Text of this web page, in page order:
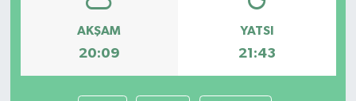
AKŞAM
20:09
YATSI
21:43